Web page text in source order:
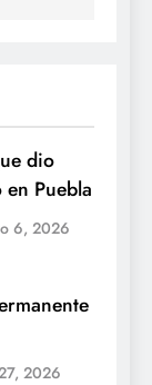
dio
Puebla
6, 2026
2026